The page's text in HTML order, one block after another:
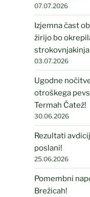
07.07.2026
Izjemna čast
žirijo bo
03.07.2026
Ugodne
otroškega
Termah Čatež!
30.06.2026
Rezultati
poslani!
25.06.2026
Pomembni
Brežicah!